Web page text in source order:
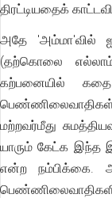
திரட்டியதைக்
அதே 'அம்மா'வில்
(தற்கொலை
கற்பனையில்
மற்றவர்மீது
யாரும் கேட்க இந்த
என்ற நம்பிக்கை.